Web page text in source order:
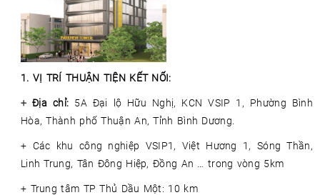
1. VỊ TRÍ THUẬN TIỆN KẾT NỐI:
+Địa chỉ: 5A Đại lộ Hữu Nghị, KCN VSIP 1, Phường Bình
Hòa, Thành phố Thuận An, Tỉnh Bình Dương.
+ Các khu công nghiệp VSIP1, Việt Hương 1, Sóng Thần,
Linh Trung, Tân Đông Hiệp, Đồng An … trong vòng 5km
+ Trung tâm TP Thủ Dầu Một: 10 km